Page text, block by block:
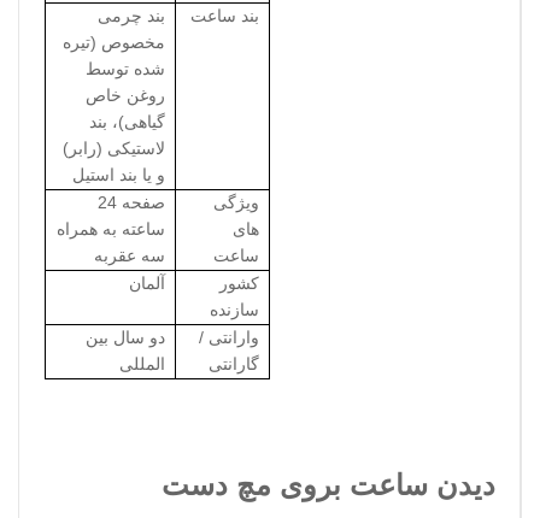
بند ساعت
بند چرمی
مخصوص (تیره
شده توسط
روغن خاص
گیاهی)، بند
لاستیکی (رابر)
و یا بند استیل
ویژگی
های
ساعت
صفحه 24
ساعته به همراه
سه عقربه
کشور
سازنده
آلمان
وارانتی /
گارانتی
دو سال بین
المللی
دیدن ساعت بروی مچ دست